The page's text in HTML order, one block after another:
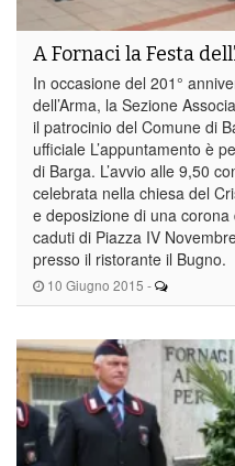
10 Giugno 2015 -
A Fornaci la Festa
In occasione del 201°
dell’Arma, la Sezione
il patrocinio del Comune di
ufficiale L’appuntamento è
di Barga. L’avvio alle 9,50
celebrata nella chiesa del
e deposizione di una
caduti di Piazza IV
presso il ristorante il Bugno.